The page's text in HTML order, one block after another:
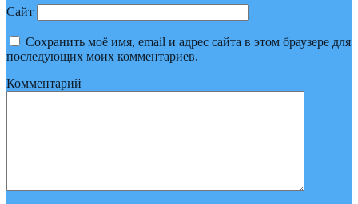
Сайт
Сохранить моё имя, email и адрес сайта в этом браузере для
последующих моих комментариев.
Комментарий